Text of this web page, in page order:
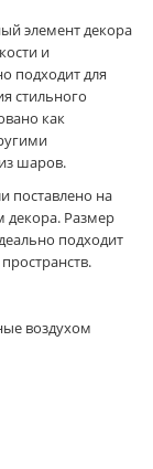
элемент декора
и
подходит для
стильного
как
шаров.
поставлено на
декора. Размер
подходит
воздухом